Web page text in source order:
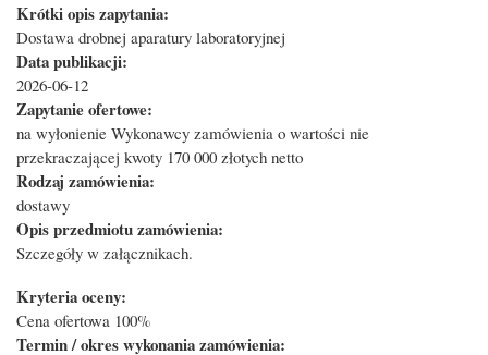
Krótki opis zapytania:
Dostawa drobnej aparatury laboratoryjnej
Data publikacji:
2026-06-12
Zapytanie ofertowe:
na wyłonienie Wykonawcy zamówienia o wartości nie
przekraczającej kwoty 170 000 złotych netto
Rodzaj zamówienia:
dostawy
Opis przedmiotu zamówienia:
Szczegóły w załącznikach.
Kryteria oceny:
Cena ofertowa 100%
Termin / okres wykonania zamówienia: